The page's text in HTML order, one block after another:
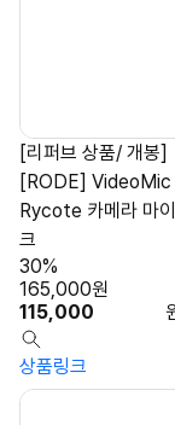
[리퍼브 상품/ 개봉]
[RODE] VideoMic
Rycote 카메라 마이
크
115,000
165,000원
30%
상품링크